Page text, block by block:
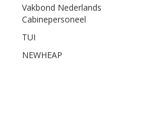
Vakbond Nederlands
Cabinepersoneel
TUI
NEWHEAP